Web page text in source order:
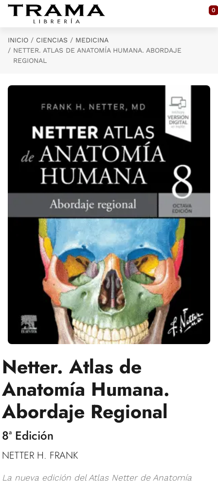
Saltar al contenido principal
0
INICIO CIENCIAS
MEDICINA
NETTER. ATLAS DE ANATOMÍA HUMANA. ABORDAJE
REGIONAL
Netter. Atlas de
Anatomía Humana.
Abordaje Regional
8ª Edición
NETTER H. FRANK
La nueva edición del Atlas Netter de Anatomía